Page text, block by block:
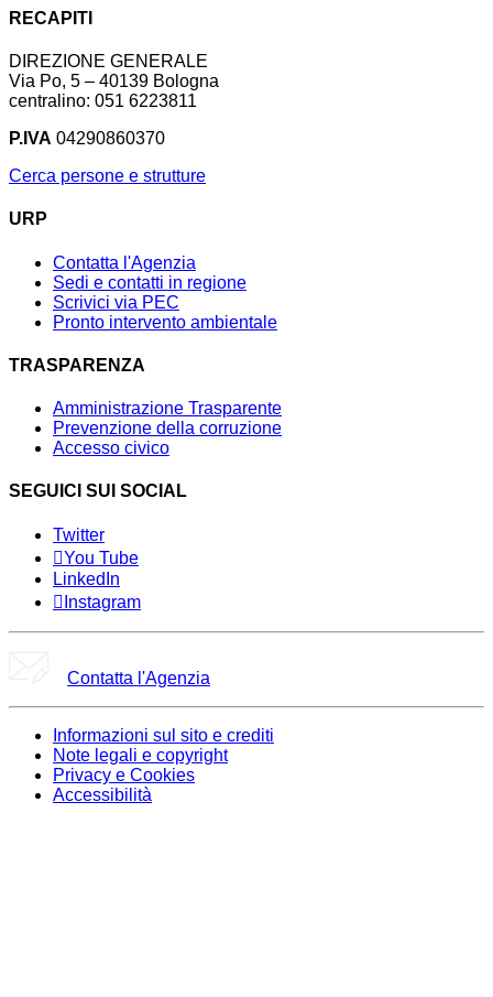
RECAPITI
DIREZIONE GENERALE
Via Po, 5 – 40139 Bologna
centralino: 051 6223811
P.IVA 04290860370
Cerca persone e strutture
URP
Contatta l'Agenzia
Sedi e contatti in regione
Scrivici via PEC
Pronto intervento ambientale
TRASPARENZA
Amministrazione Trasparente
Prevenzione della corruzione
Accesso civico
SEGUICI SUI SOCIAL
Twitter
You Tube
LinkedIn
Instagram
Contatta l'Agenzia
Informazioni sul sito e crediti
Note legali e copyright
Privacy e Cookies
Accessibilità